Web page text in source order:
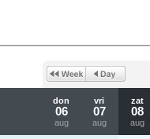
don
06
aug
vri
07
aug
zat
08
aug